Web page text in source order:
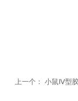
上一个： 小鼠Ⅳ型